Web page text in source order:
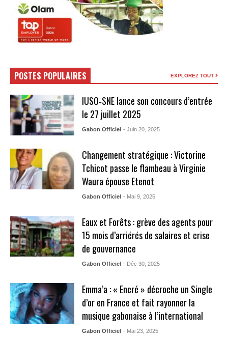
POSTES POPULAIRES EXPLOREZ TOUT
IUSO‑SNE lance son concours d’entrée
le 27 juillet 2025
Gabon Officiel - Juin 20, 2025
Changement stratégique : Victorine
Tchicot passe le flambeau à Virginie
Waura épouse Etenot
Gabon Officiel - Mai 9, 2025
Eaux et Forêts : grève des agents pour
15 mois d’arriérés de salaires et crise
de gouvernance
Gabon Officiel - Déc 30, 2025
Emma’a : « Encré » décroche un Single
d’or en France et fait rayonner la
musique gabonaise à l’international
Gabon Officiel - Mai 23, 2025